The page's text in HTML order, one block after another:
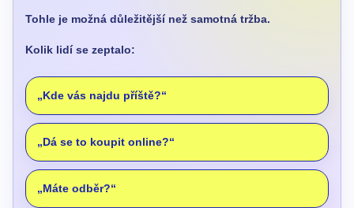
Tohle je možná důležitější než samotná tržba.
Kolik lidí se zeptalo:
„Kde vás najdu příště?“
„Dá se to koupit online?“
„Máte odběr?“